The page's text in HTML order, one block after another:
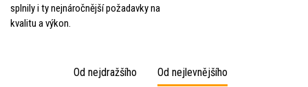
splnily i ty nejnáročnější požadavky na
kvalitu a výkon.
Od nejdražšího Od nejlevnějšího